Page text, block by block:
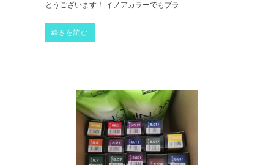
とうございます！ イノアカラーでもブラ ...
続きを読む